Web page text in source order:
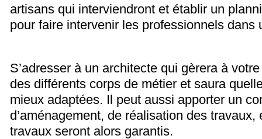
artisans qui interviendront et établir un
pour faire intervenir les professionnels dans
S’adresser à un architecte qui gèrera à
des différents corps de métier et saura
mieux adaptées. Il peut aussi apporter un
d’aménagement, de réalisation des
travaux seront alors garantis.